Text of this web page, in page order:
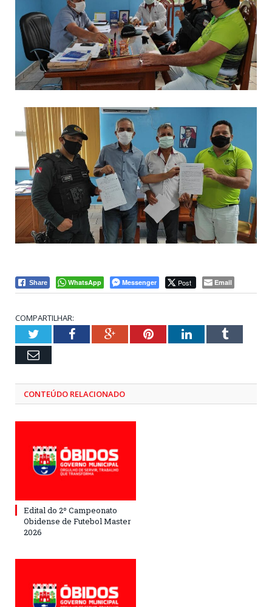
Share WhatsApp Messenger Post Email
COMPARTILHAR:
TwitterFacebookGoogle+PinterestLinkedInTumblr
Email
CONTEÚDO RELACIONADO
Edital do 2º Campeonato
Obidense de Futebol Master
2026